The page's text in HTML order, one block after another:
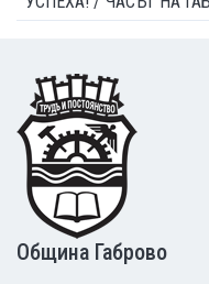
Footer
Община Габрово